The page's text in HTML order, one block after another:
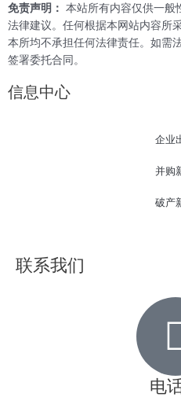
免责声明： 本站所有内容仅供一般
法律建议。任何根据本网站内容所
本所均不承担任何法律责任。如需
签署委托合同。
信息中心
企业
并购
破产
联系我们
电